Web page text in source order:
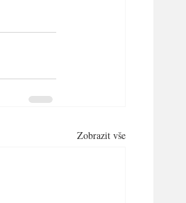
Zobrazit vše